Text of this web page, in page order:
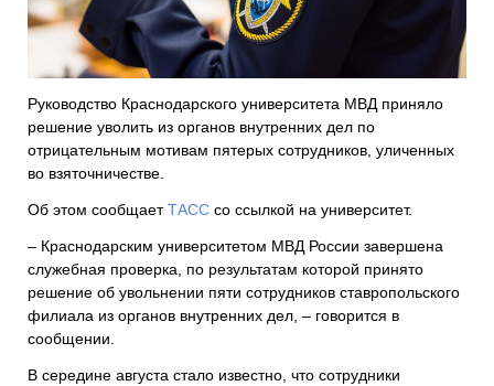
Руководство Краснодарского университета МВД приняло
решение уволить из органов внутренних дел по
отрицательным мотивам пятерых сотрудников, уличенных
во взяточничестве.
Об этом сообщаетТАСС со ссылкой на университет.
– Краснодарским университетом МВД России завершена
служебная проверка, по результатам которой принято
решение об увольнении пяти сотрудников ставропольского
филиала из органов внутренних дел, – говорится в
сообщении.
В середине августа стало известно, что сотрудники